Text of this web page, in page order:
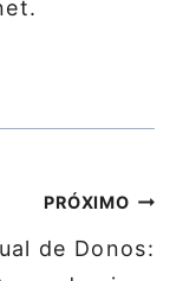
PRÓXIMO
de Donos: